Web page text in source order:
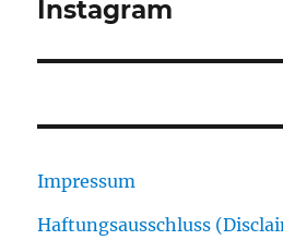
Instagram
Impressum
Haftungsausschluss